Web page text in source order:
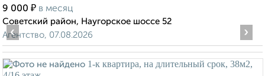
9 000 ₽ в месяц
Советский район, Наугорское шоссе 52
Агентство, 07.08.2026
‹ ›